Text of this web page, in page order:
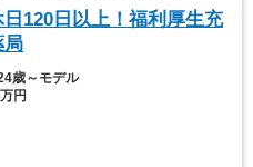
日120日以上！福利厚生充
局
歳～モデル
円